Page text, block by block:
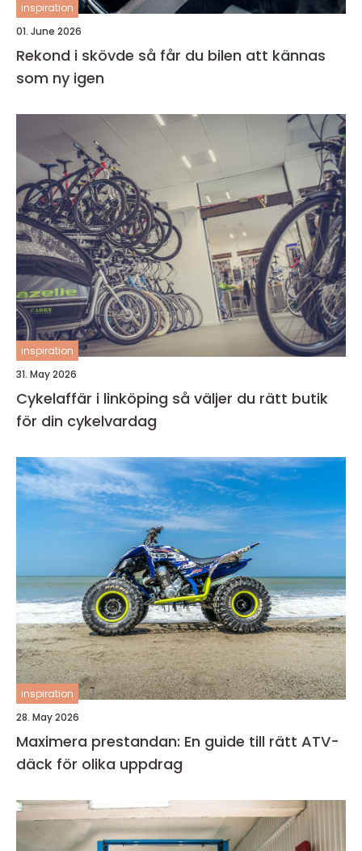
inspiration
01. June 2026
Rekond i skövde så får du bilen att kännas
som ny igen
inspiration
31. May 2026
Cykelaffär i linköping så väljer du rätt butik
för din cykelvardag
inspiration
28. May 2026
Maximera prestandan: En guide till rätt ATV-
däck för olika uppdrag